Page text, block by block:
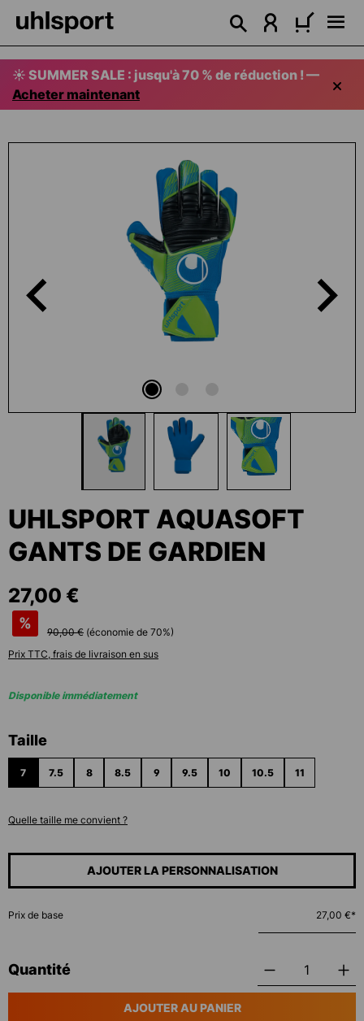
principal
☀️ SUMMER SALE : jusqu'à 70 % de réduction ! —
Acheter maintenant
UHLSPORT AQUASOFT
GANTS DE GARDIEN
27,00 €
%
90,00 € (économie de 70%)
Prix TTC, frais de livraison en sus
Disponible immédiatement
Sélectionnez
Taille
7 7.5 8 8.5 9 9.5 10 10.5 11
Quelle taille me convient ?
AJOUTER LA PERSONNALISATION
Prix de base 27,00 €*
Quantité
AJOUTER AU PANIER